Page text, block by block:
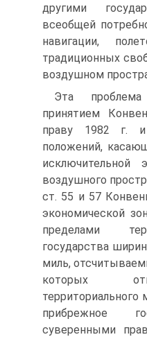
другими
всеобщей
навигации,
традиционных
воздушном
Эта
принятием
праву 1982 г.
положений,
исключительной
воздушного
ст. 55 и 57
экономической
пределами
государства
миль,
которых
территориального
прибрежное
суверенными